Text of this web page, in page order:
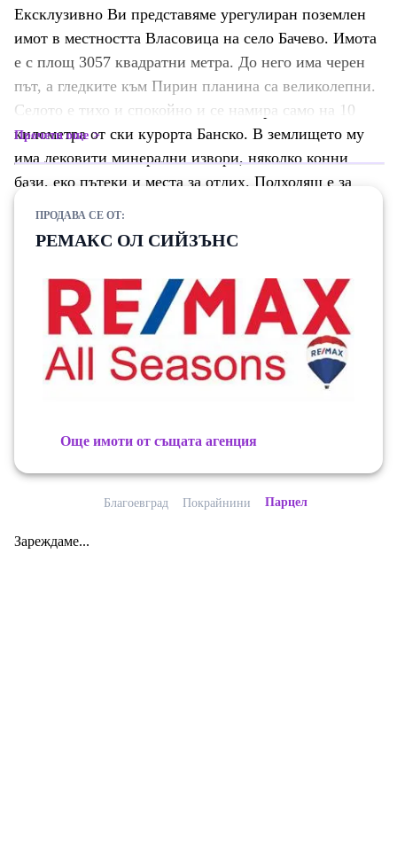
Ексклузивно Ви представяме урегулиран поземлен
имот в местността Власовица на село Бачево. Имота
е с площ 3057 квадратни метра. До него има черен
път, а гледките към Пирин планина са великолепни.
Селото е тихо и спокойно и се намира само на 10
километра от ски курорта Банско. В землището му
има лековити минерални извори, няколко конни
бази, еко пътеки и места за отдих. Подходящ е за
Прочети още
ПРОДАВА СЕ ОТ:
РЕМАКС ОЛ СИЙЗЪНС
Още имоти от същата агенция
Благоевград Покрайнини Парцел
Зареждаме...